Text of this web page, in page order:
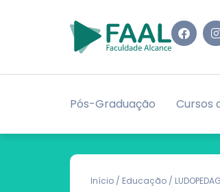
Pós-Graduação Cursos
Início / Educação /